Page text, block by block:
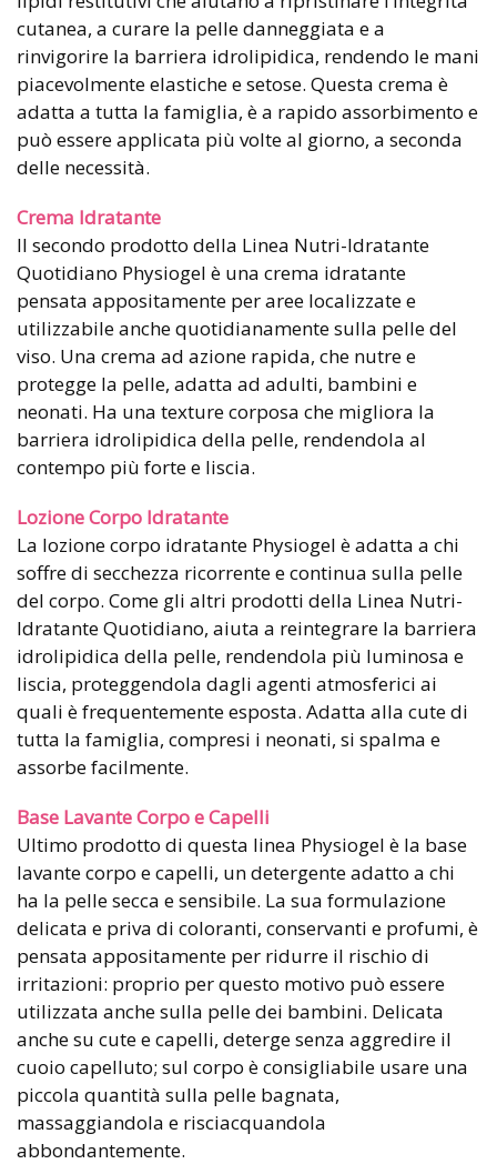
cutanea, a curare la pelle danneggiata e a
rinvigorire la barriera idrolipidica, rendendo le mani
piacevolmente elastiche e setose. Questa crema è
adatta a tutta la famiglia, è a rapido assorbimento e
può essere applicata più volte al giorno, a seconda
delle necessità.
Crema Idratante
Il secondo prodotto della Linea Nutri-Idratante
Quotidiano Physiogel è una crema idratante
pensata appositamente per aree localizzate e
utilizzabile anche quotidianamente sulla pelle del
viso. Una crema ad azione rapida, che nutre e
protegge la pelle, adatta ad adulti, bambini e
neonati. Ha una texture corposa che migliora la
barriera idrolipidica della pelle, rendendola al
contempo più forte e liscia.
Lozione Corpo Idratante
La lozione corpo idratante Physiogel è adatta a chi
soffre di secchezza ricorrente e continua sulla pelle
del corpo. Come gli altri prodotti della Linea Nutri-
Idratante Quotidiano, aiuta a reintegrare la barriera
idrolipidica della pelle, rendendola più luminosa e
liscia, proteggendola dagli agenti atmosferici ai
quali è frequentemente esposta. Adatta alla cute di
tutta la famiglia, compresi i neonati, si spalma e
assorbe facilmente.
Base Lavante Corpo e Capelli
Ultimo prodotto di questa linea Physiogel è la base
lavante corpo e capelli, un detergente adatto a chi
ha la pelle secca e sensibile. La sua formulazione
delicata e priva di coloranti, conservanti e profumi, è
pensata appositamente per ridurre il rischio di
irritazioni: proprio per questo motivo può essere
utilizzata anche sulla pelle dei bambini. Delicata
anche su cute e capelli, deterge senza aggredire il
cuoio capelluto; sul corpo è consigliabile usare una
piccola quantità sulla pelle bagnata,
massaggiandola e risciacquandola
abbondantemente.